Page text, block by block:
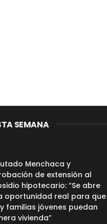
SEMANA
Menchaca y
de extensión al
hipotecario: “Se abre
oportunidad real para que
familias jóvenes puedan
vivienda”